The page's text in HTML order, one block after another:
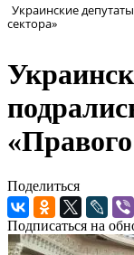
Украинские
сектора»
Поделиться
Подписаться на